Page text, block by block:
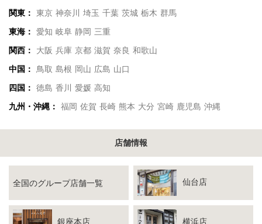
関東：
東京 神奈川 埼玉 千葉 茨城 栃木 群馬
東海：
愛知 岐阜 静岡 三重
関西：
大阪 兵庫 京都 滋賀 奈良 和歌山
中国：
鳥取 島根 岡山 広島 山口
四国：
徳島 香川 愛媛 高知
九州・沖縄：
福岡 佐賀 長崎 熊本 大分 宮崎 鹿児島 沖縄
店舗情報
全国のグループ店舗一覧 仙台店
銀座本店 横浜店